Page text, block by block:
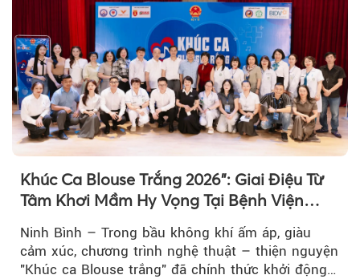
Khúc Ca Blouse Trắng 2026": Giai Điệu Từ
Tâm Khơi Mầm Hy Vọng Tại Bệnh Viện
Bạch Mai Cơ Sở Ninh Bình
Ninh Bình – Trong bầu không khí ấm áp, giàu
cảm xúc, chương trình nghệ thuật – thiện nguyện
"Khúc ca Blouse trắng" đã chính thức khởi động